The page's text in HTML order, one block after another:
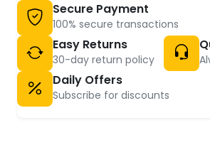
Secure Payment
100% secure transactions
Easy Returns
30-day return policy
Daily Offers
Subscribe for discounts